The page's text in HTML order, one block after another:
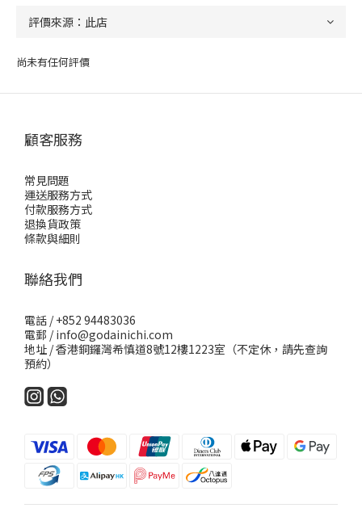
尚未有任何評價
顧客服務
常見問題
運送服務方式
付款服務方式
退換貨政策
條款與細則
聯絡我們
電話 / +852 94483036
電郵 / info@godainichi.com
地址 / 香港銅鑼灣希慎道8號12樓1223室（不定休，請先查詢
預約）